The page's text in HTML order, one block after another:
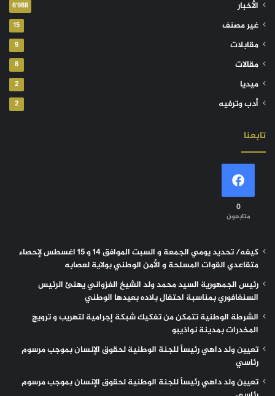
الأخبار 6٬988
غير مصنف 15
مقابلات 9
مقالات 8
ميديا 2
أدب وترفيه 2
تابعنا
0
متابعون
كيفه/ تحديد يومي الجمعة و السبت الموافق 14 و 15 اغسطس لإحصاء
متقاعدي القوات المسلحة و الأمن الوطني بولاية لعصابه
رئيس الجمهورية السيد محمد ولد الشيخ الغزواني يهنئ الرئيس
السنغافوري بمناسبة احتفال بلاده بعيدها الوطني
الشرطة الوطنية تتمكن من تفكيك شبكة إجرامية لتهريب و ترويج
المخدرات بمدينة نواذيبو
تعيين ولد داهي رئيساً للجنة الوطنية لحقوق الإنسان بموجب مرسوم
رئاسي
تعيين ولد داهي رئيساً للجنة الوطنية لحقوق الإنسان بموجب مرسوم